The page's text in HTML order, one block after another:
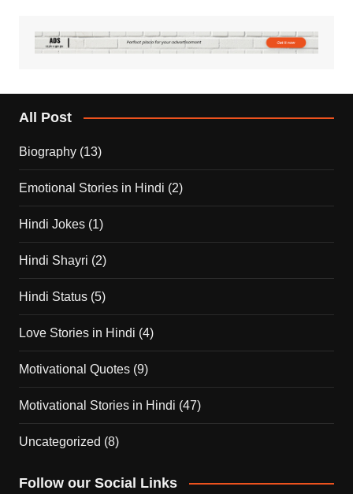
All Post
Biography(13)
Emotional Stories in Hindi (2)
Hindi Jokes(1)
Hindi Shayri (2)
Hindi Status(5)
Love Stories in Hindi (4)
Motivational Quotes(9)
Motivational Stories in Hindi (47)
Uncategorized (8)
Follow our Social Links